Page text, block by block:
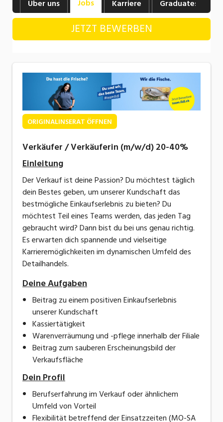
Industrie, Maschinenbau, Anlagenbau,
Produktion
Informatik, Telekommunikation
Körperpflege, Wellness
Marketing, Kommunikation, Medien, Druck
Mechanik, Elektronik, Optik, Textil (Fertigung)
Medizin, Gesundheitswesen, Pflege
Sicherheit, Rettung, Polizei, Zoll
Verkauf, Handel, Kundenberatung,
Aussendienst
Über uns Jobs Karriere Graduates
JETZT BEWERBEN
ORIGINALINSERAT ÖFFNEN
Verkäufer / Verkäuferin (m/w/d) 20-40%
Einleitung
Der Verkauf ist deine Passion? Du möchtest täglich
dein Bestes geben, um unserer Kundschaft das
bestmögliche Einkaufserlebnis zu bieten? Du
möchtest Teil eines Teams werden, das jeden Tag
gebraucht wird? Dann bist du bei uns genau richtig.
Es erwarten dich spannende und vielseitige
Karrieremöglichkeiten im dynamischen Umfeld des
Detailhandels.
Deine Aufgaben
Beitrag zu einem positiven Einkaufserlebnis
unserer Kundschaft
Kassiertätigkeit
Warenverräumung und -pflege innerhalb der Filiale
Beitrag zum sauberen Erscheinungsbild der
Verkaufsfläche
Dein Profil
Berufserfahrung im Verkauf oder ähnlichem
Umfeld von Vorteil
Flexibilität betreffend der Einsatzzeiten (MO-SA